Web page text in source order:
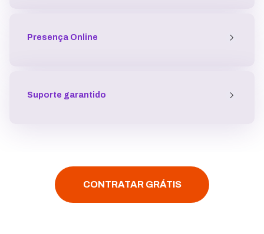
Presença Online
Suporte garantido
CONTRATAR GRÁTIS